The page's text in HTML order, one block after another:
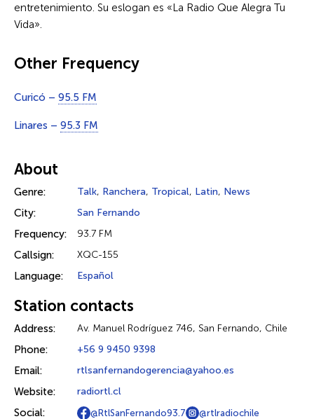
entretenimiento. Su eslogan es «La Radio Que Alegra Tu
Vida».
Other Frequency
Curicó – 95.5 FM
Linares – 95.3 FM
About
Genre: Talk, Ranchera, Tropical, Latin, News
City: San Fernando
Frequency: 93.7 FM
Callsign: XQC-155
Language: Español
Station contacts
Address: Av. Manuel Rodríguez 746, San Fernando, Chile
Phone: +56 9 9450 9398
Email: rtlsanfernandogerencia@yahoo.es
Website: radiortl.cl
Social: @RtlSanFernando93.7
@rtlradiochile